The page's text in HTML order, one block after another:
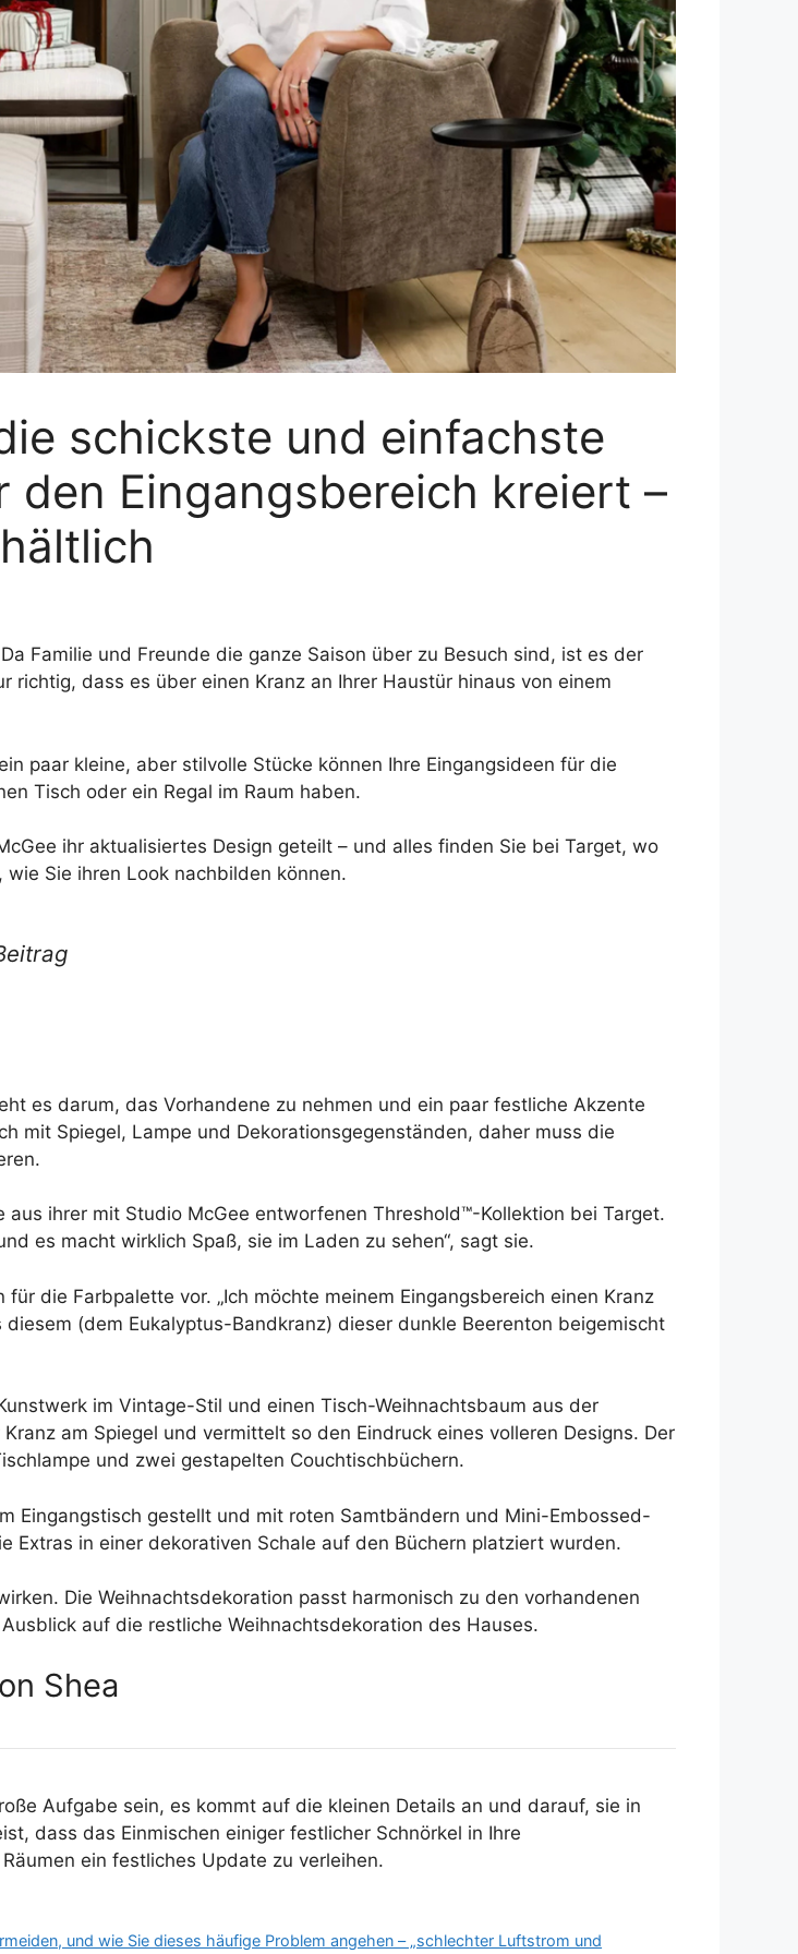
schickste und einfachste
Eingangsbereich kreiert –
Familie und Freunde die ganze Saison über zu Besuch sind, ist es der
richtig, dass es über einen Kranz an Ihrer Haustür hinaus von einem
paar kleine, aber stilvolle Stücke können Ihre Eingangsideen für die
Tisch oder ein Regal im Raum haben.
ihr aktualisiertes Design geteilt – und alles finden Sie bei Target, wo
Sie ihren Look nachbilden können.
es darum, das Vorhandene zu nehmen und ein paar festliche Akzente
mit Spiegel, Lampe und Dekorationsgegenständen, daher muss die
ihrer mit Studio McGee entworfenen Threshold™-Kollektion bei Target.
es macht wirklich Spaß, sie im Laden zu sehen“, sagt sie.
die Farbpalette vor. „Ich möchte meinem Eingangsbereich einen Kranz
(dem Eukalyptus-Bandkranz) dieser dunkle Beerenton beigemischt
im Vintage-Stil und einen Tisch-Weihnachtsbaum aus der
am Spiegel und vermittelt so den Eindruck eines volleren Designs. Der
und zwei gestapelten Couchtischbüchern.
Eingangstisch gestellt und mit roten Samtbändern und Mini-Embossed-
Extras in einer dekorativen Schale auf den Büchern platziert wurden.
Die Weihnachtsdekoration passt harmonisch zu den vorhandenen
auf die restliche Weihnachtsdekoration des Hauses.
Shea
Aufgabe sein, es kommt auf die kleinen Details an und darauf, sie in
dass das Einmischen einiger festlicher Schnörkel in Ihre
ein festliches Update zu verleihen.
und wie Sie dieses häufige Problem angehen – „schlechter Luftstrom und